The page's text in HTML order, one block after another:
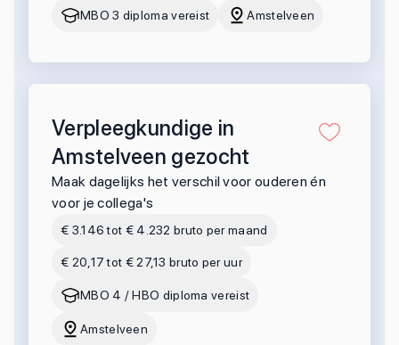
MBO 3 diploma vereist Amstelveen
Verpleegkundige in
Amstelveen gezocht
Maak dagelijks het verschil voor ouderen én
voor je collega's
€ 3.146 tot € 4.232 bruto per maand
€ 20,17 tot € 27,13 bruto per uur
MBO 4 / HBO diploma vereist
Amstelveen